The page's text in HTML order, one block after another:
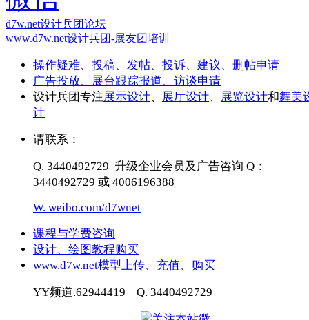
d7w.net设计兵团论坛
www.d7w.net设计兵团-展友团培训
操作疑难、投稿、发帖、投诉、建议、删帖申请
广告投放、展台跟踪报道、访谈申请
设计兵团专注展示设计、 展厅设计、 展览设计和舞美
计
请联系：
Q. 3440492729 升级企业会员及广告咨询 Q：
3440492729 或 4006196388
W. weibo.com/d7wnet
课程与学费咨询
设计、绘图教程购买
www.d7w.net模型上传、充值、购买
YY频道.62944419 Q. 3440492729